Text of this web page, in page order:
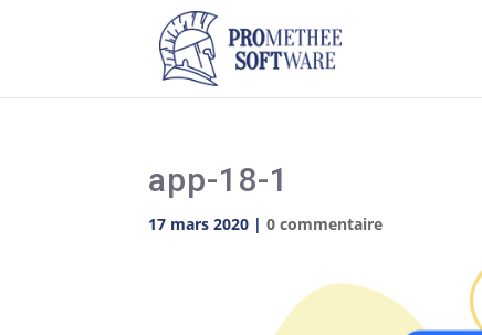
app-18-1
17 mars 2020 |0 commentaire